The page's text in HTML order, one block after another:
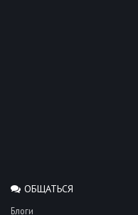
ОБЩАТЬСЯ
Блоги